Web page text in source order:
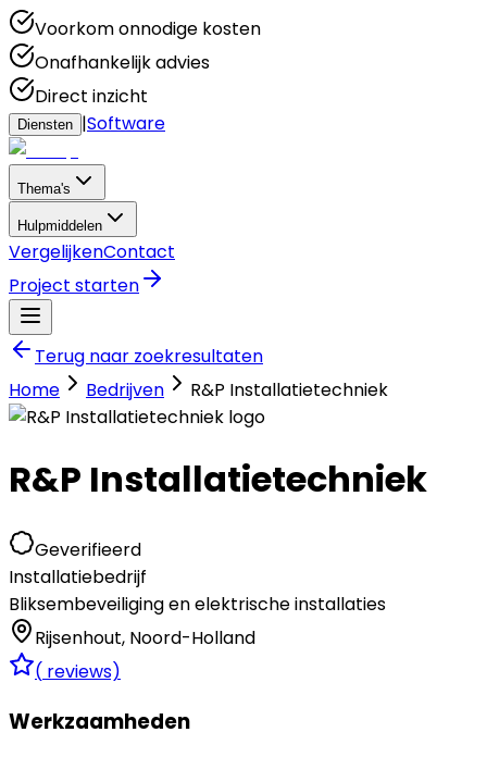
Voorkom onnodige kosten
Onafhankelijk advies
Direct inzicht
Diensten |Software
Thema's
Hulpmiddelen
VergelijkenContact
Project starten
Terug naar zoekresultaten
Home
Bedrijven R&P Installatietechniek
R&P Installatietechniek
Geverifieerd
Installatiebedrijf
Bliksembeveiliging en elektrische installaties
Rijsenhout, Noord-Holland
( reviews)
Werkzaamheden